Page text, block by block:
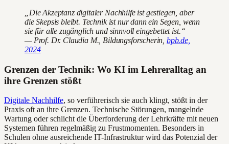
„Die Akzeptanz digitaler Nachhilfe ist gestiegen, aber
die Skepsis bleibt. Technik ist nur dann ein Segen, wenn
sie für alle zugänglich und sinnvoll eingebettet ist.“
— Prof. Dr. Claudia M., Bildungsforscherin, bpb.de,
2024
Grenzen der Technik: Wo KI im Lehreralltag an
ihre Grenzen stößt
Digitale Nachhilfe, so verführerisch sie auch klingt, stößt in der
Praxis oft an ihre Grenzen. Technische Störungen, mangelnde
Wartung oder schlicht die Überforderung der Lehrkräfte mit neuen
Systemen führen regelmäßig zu Frustmomenten. Besonders in
Schulen ohne ausreichende IT-Infrastruktur wird das Potenzial der